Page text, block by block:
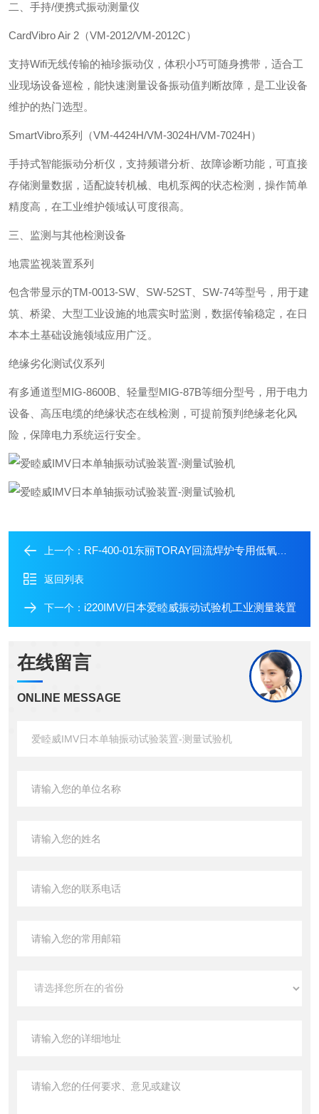
二、手持/便携式振动测量仪
‌CardVibro Air 2（VM-2012/VM-2012C）‌
支持Wifi无线传输的袖珍振动仪，体积小巧可随身携带，适合工
业现场设备巡检，能快速测量设备振动值判断故障，是工业设备
维护的热门选型。
‌SmartVibro系列（VM-4424H/VM-3024H/VM-7024H）‌
手持式智能振动分析仪，支持频谱分析、故障诊断功能，可直接
存储测量数据，适配旋转机械、电机泵阀的状态检测，操作简单
精度高，在工业维护领域认可度很高。
三、监测与其他检测设备
‌地震监视装置系列‌
包含带显示的TM-0013-SW、SW-52ST、SW-74等型号，用于建
筑、桥梁、大型工业设施的地震实时监测，数据传输稳定，在日
本本土基础设施领域应用广泛。
‌绝缘劣化测试仪系列‌
有多通道型MIG-8600B、轻量型MIG-87B等细分型号，用于电力
设备、高压电缆的绝缘状态在线检测，可提前预判绝缘老化风
险，保障电力系统运行安全。
上一个： RF-400-01东丽TORAY回流焊炉专用低氧监测氧化锆氧浓度计
返回列表
下一个： i220IMV/日本爱睦威振动试验机工业测量装置
在线留言
ONLINE MESSAGE